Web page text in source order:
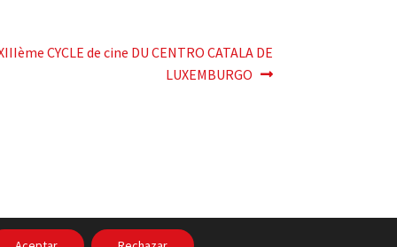
CYCLE de cine DU CENTRO CATALA DE
LUXEMBURGO